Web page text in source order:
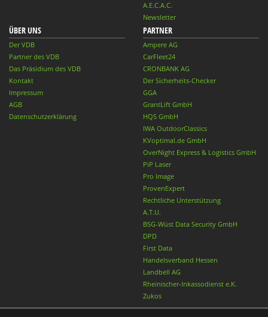
A.E.C.A.C.
Newsletter
ÜBER UNS
Der VDB
Partner des VDB
Das Präsidium des VDB
Kontakt
Impressum
AGB
Datenschutzerklärung
PARTNER
Ampere AG
CarFleet24
CRONBANK AG
Der Sicherheits-Checker
GGA
GrantLift GmbH
HQS GmbH
IWA OutdoorClassics
KVoptimal.de GmbH
OverNight Express & Logistics GmbH
PiP Laser
Pro Image
ProvenExpert
Rechtliche Unterstützung
A.T.U.
BSG-Wüst Data Security GmbH
DPD
First Data
Handelsverband Hessen
Landbell AG
Rheinischer-Inkassodienst e.K.
Zukos